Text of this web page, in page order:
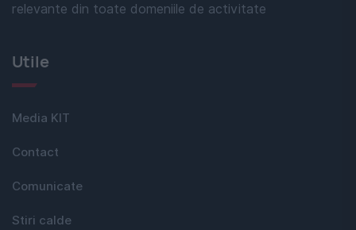
relevante din toate domeniile de activitate
Utile
Media KIT
Contact
Comunicate
Stiri calde